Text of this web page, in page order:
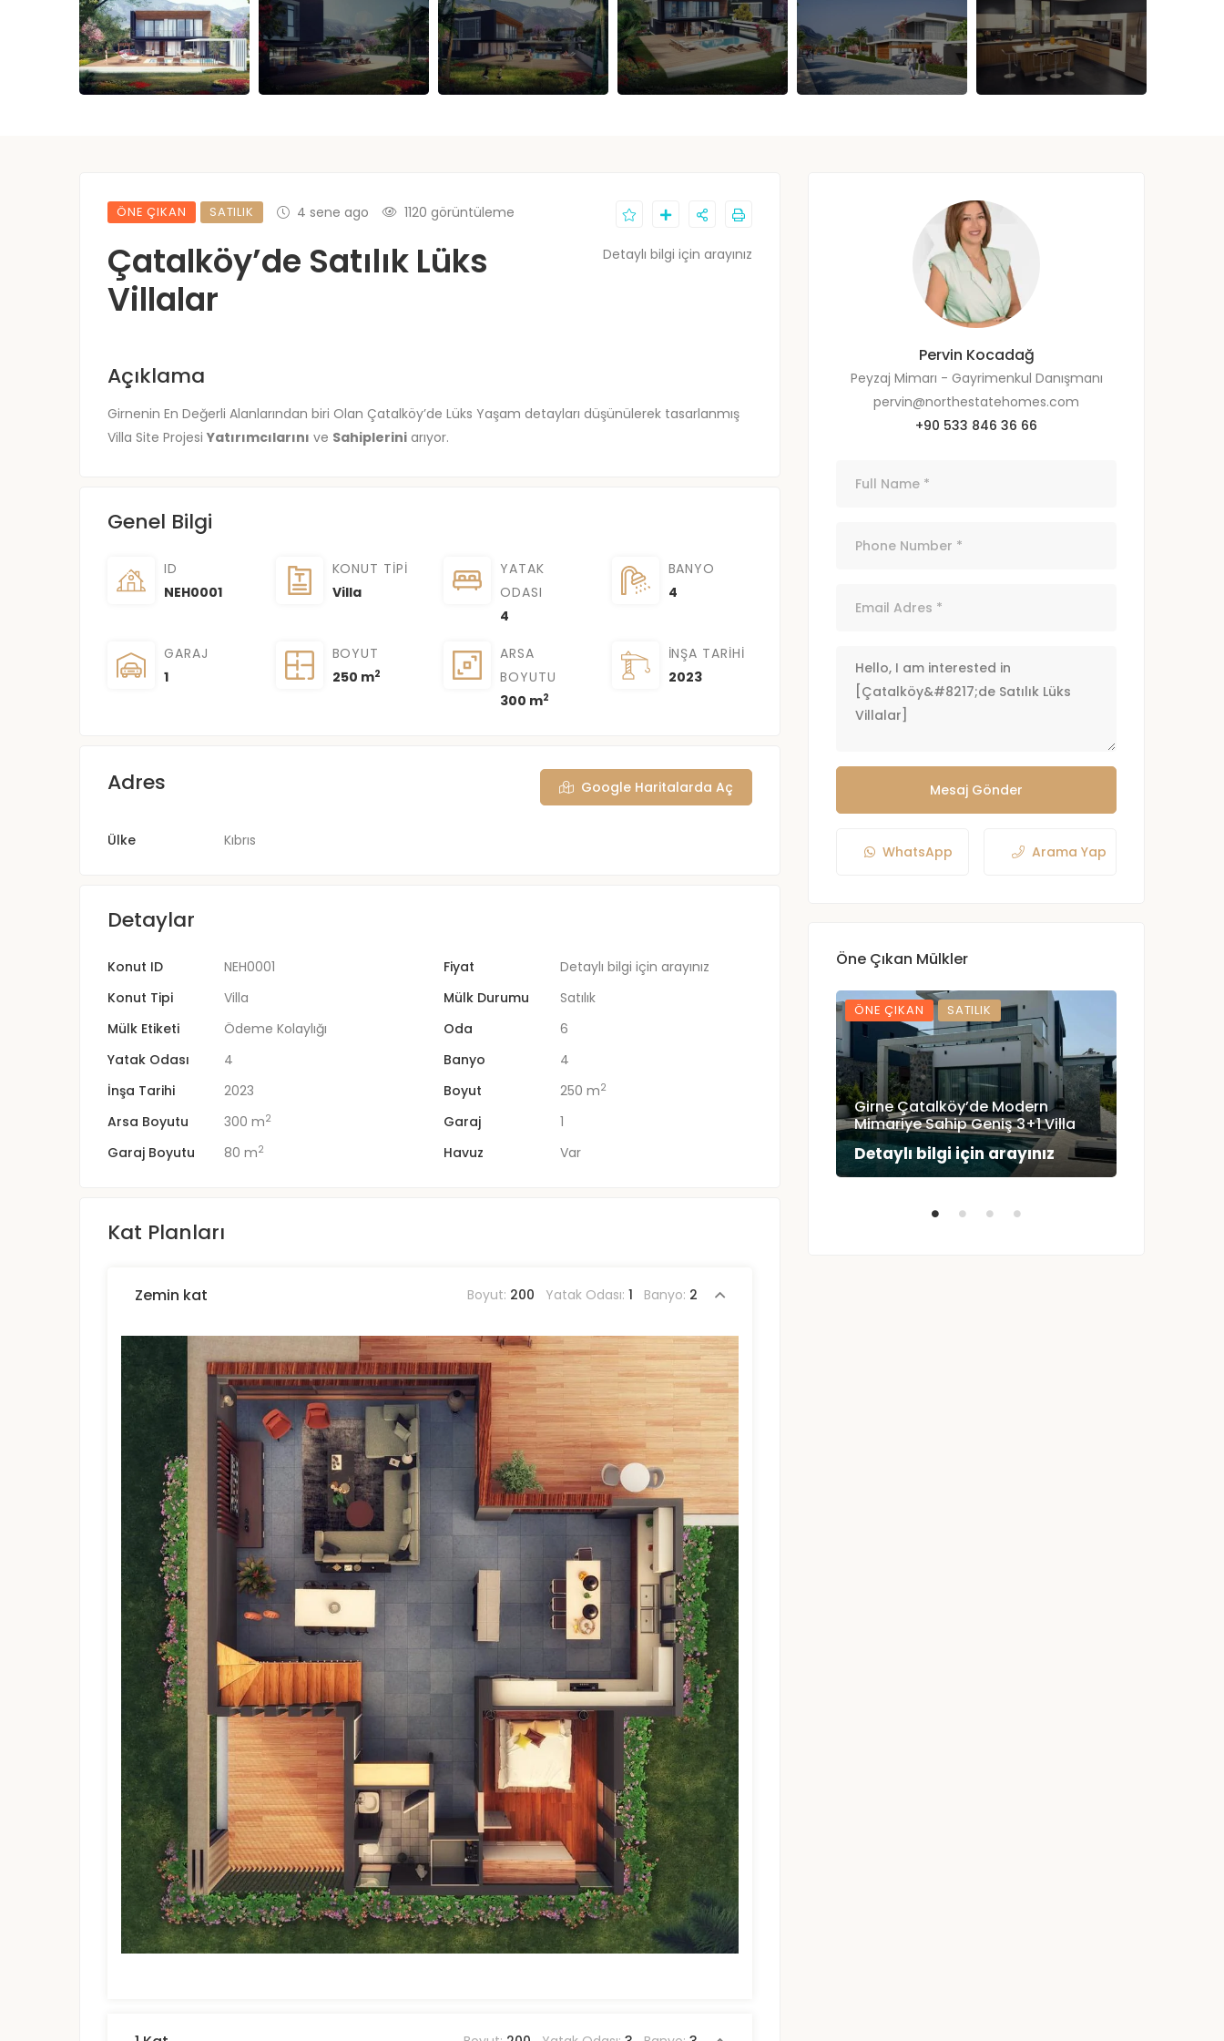
ÖNE ÇIKAN SATILIK 4 sene ago 1120 görüntüleme
Çatalköy’de Satılık Lüks
Villalar
Detaylı bilgi için arayınız
Açıklama
Girnenin En Değerli Alanlarından biri Olan Çatalköy’de Lüks Yaşam detayları düşünülerek tasarlanmış
Villa Site Projesi Yatırımcılarını ve Sahiplerini arıyor.
Genel Bilgi
ID
NEH0001
KONUT TIPI
Villa
YATAK
ODASI
4
BANYO
4
GARAJ
1
BOYUT
250 m2
ARSA
BOYUTU
300 m2
İNŞA TARIHI
2023
Adres Google Haritalarda Aç
Ülke Kıbrıs
Detaylar
Konut ID NEH0001 Fiyat
Detaylı bilgi için arayınız
Konut Tipi
Villa Mülk Durumu
Satılık
Mülk Etiketi
Ödeme Kolaylığı Oda
6
Yatak Odası
4 Banyo
4
İnşa Tarihi
2023 Boyut 250 m2
Arsa Boyutu 300 m2 Garaj
1
Garaj Boyutu
80 m2 Havuz Var
Kat Planları
Zemin kat Boyut: 200 Yatak Odası: 1 Banyo: 2
Pervin Kocadağ
Peyzaj Mimarı - Gayrimenkul Danışmanı
pervin@northestatehomes.com
+90 533 846 36 66
Mesaj Gönder
WhatsApp Arama Yap
Öne Çıkan Mülkler
ÖNE ÇIKAN SATILIK
Girne Çatalköy’de Modern
Mimariye Sahip Geniş 3+1 Villa
Detaylı bilgi için arayınız